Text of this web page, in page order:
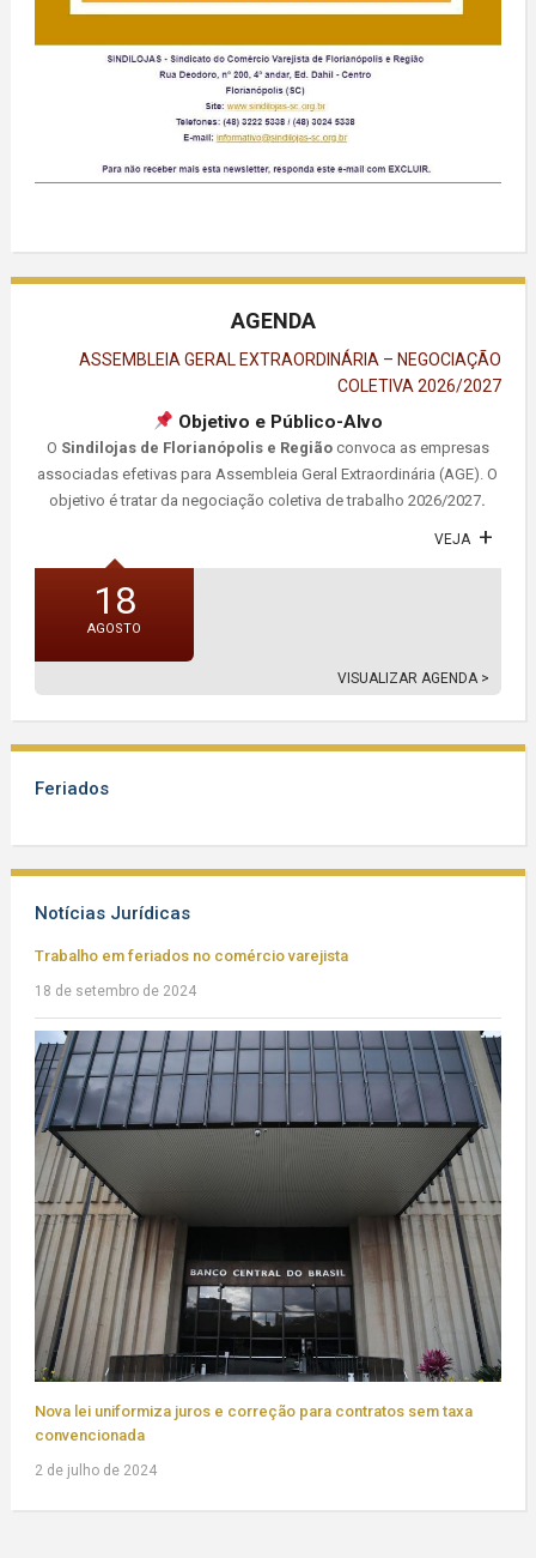
AGENDA
ASSEMBLEIA GERAL EXTRAORDINÁRIA – NEGOCIAÇÃO
COLETIVA 2026/2027
Objetivo e Público-Alvo
O Sindilojas de Florianópolis e Regiãoconvoca as empresas
associadas efetivas para Assembleia Geral Extraordinária (AGE). O
objetivo é tratar da negociação coletiva de trabalho 2026/2027.
VEJA
18
AGOSTO
VISUALIZAR AGENDA >
Feriados
Notícias Jurídicas
Trabalho em feriados no comércio varejista
18 de setembro de 2024
Nova lei uniformiza juros e correção para contratos sem taxa
convencionada
2 de julho de 2024